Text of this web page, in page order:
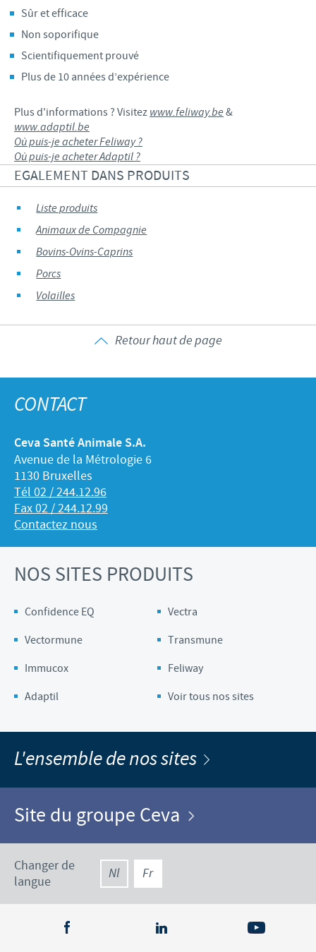
Sûr et efficace
Non soporifique
Scientifiquement prouvé
Plus de 10 années d’expérience
Plus d'informations ? Visitez www.feliway.be &
www.adaptil.be
Où puis-je acheter Feliway ?
Où puis-je acheter Adaptil ?
EGALEMENT DANS PRODUITS
Liste produits
Animaux de Compagnie
Bovins-Ovins-Caprins
Porcs
Volailles
Retour haut de page
CONTACT
Ceva Santé Animale S.A.
Avenue de la Métrologie 6
1130 Bruxelles
Tél 02 / 244.12.96
Fax 02 / 244.12.99
Contactez nous
NOS SITES PRODUITS
Confidence EQ
Vectra
Vectormune
Transmune
Immucox
Feliway
Adaptil
Voir tous nos sites
L'ensemble de nos sites
Site du groupe Ceva
Changer de
langue
Nl Fr